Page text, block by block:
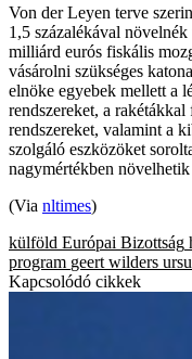
Von der Leyen terve
1,5 százalékával
milliárd eurós fiskális
vásárolni szükséges
elnöke egyebek mellett a
rendszereket, a
rendszereket, valamint a
szolgáló eszközöket
nagymértékben
(Via nltimes)
külföld Európai Bizottság
program geert wilders
Kapcsolódó cikkek